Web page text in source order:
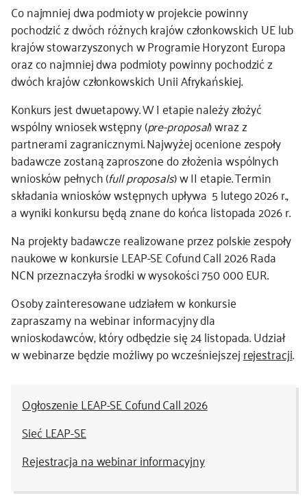
Co najmniej dwa podmioty w projekcie powinny
pochodzić z dwóch różnych krajów członkowskich UE lub
krajów stowarzyszonych w Programie Horyzont Europa
oraz co najmniej dwa podmioty powinny pochodzić z
dwóch krajów członkowskich Unii Afrykańskiej.
Konkurs jest dwuetapowy. W I etapie należy złożyć
wspólny wniosek wstępny (pre-proposal) wraz z
partnerami zagranicznymi. Najwyżej ocenione zespoły
badawcze zostaną zaproszone do złożenia wspólnych
wniosków pełnych (full proposals) w II etapie. Termin
składania wniosków wstępnych upływa 5 lutego 2026 r.,
a wyniki konkursu będą znane do końca listopada 2026 r.
Na projekty badawcze realizowane przez polskie zespoły
naukowe w konkursie LEAP-SE Cofund Call 2026 Rada
NCN przeznaczyła środki w wysokości 750 000 EUR.
Osoby zainteresowane udziałem w konkursie
zapraszamy na webinar informacyjny dla
wnioskodawców, który odbędzie się 24 listopada. Udział
w webinarze będzie możliwy po wcześniejszejrejestracji.
Ogłoszenie LEAP-SE Cofund Call 2026
Sieć LEAP-SE
Rejestracja na webinar informacyjny